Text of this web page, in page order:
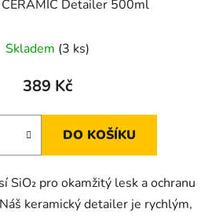
CERAMIC Detailer 500ml
Skladem (3 ks)
389 Kč
DO KOŠÍKU
SiO₂ pro okamžitý lesk a ochranu
keramický detailer je rychlým,